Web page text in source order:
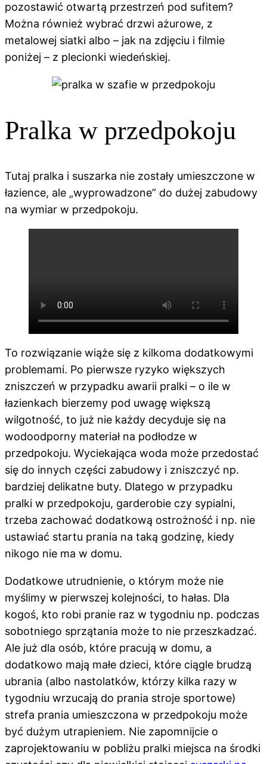
pozostawić otwartą przestrzeń pod sufitem?
Można również wybrać drzwi ażurowe, z
metalowej siatki albo – jak na zdjęciu i filmie
poniżej – z plecionki wiedeńskiej.
Pralka w przedpokoju
Tutaj pralka i suszarka nie zostały umieszczone w
łazience, ale „wyprowadzone” do dużej zabudowy
na wymiar w przedpokoju.
To rozwiązanie wiąże się z kilkoma dodatkowymi
problemami. Po pierwsze ryzyko większych
zniszczeń w przypadku awarii pralki – o ile w
łazienkach bierzemy pod uwagę większą
wilgotność, to już nie każdy decyduje się na
wodoodporny materiał na podłodze w
przedpokoju. Wyciekająca woda może przedostać
się do innych części zabudowy i zniszczyć np.
bardziej delikatne buty. Dlatego w przypadku
pralki w przedpokoju, garderobie czy sypialni,
trzeba zachować dodatkową ostrożność i np. nie
ustawiać startu prania na taką godzinę, kiedy
nikogo nie ma w domu.
Dodatkowe utrudnienie, o którym może nie
myślimy w pierwszej kolejności, to hałas. Dla
kogoś, kto robi pranie raz w tygodniu np. podczas
sobotniego sprzątania może to nie przeszkadzać.
Ale już dla osób, które pracują w domu, a
dodatkowo mają małe dzieci, które ciągle brudzą
ubrania (albo nastolatków, którzy kilka razy w
tygodniu wrzucają do prania stroje sportowe)
strefa prania umieszczona w przedpokoju może
być dużym utrapieniem. Nie zapomnijcie o
zaprojektowaniu w pobliżu pralki miejsca na środki